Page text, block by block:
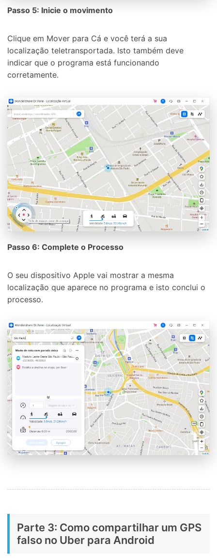
Passo 5: Inicie o movimento
Clique em Mover para Cá e você terá a sua
localização teletransportada. Isto também deve
indicar que o programa está funcionando
corretamente.
Passo 6: Complete o Processo
O seu dispositivo Apple vai mostrar a mesma
localização que aparece no programa e isto conclui o
processo.
Parte 3: Como compartilhar um GPS
falso no Uber para Android